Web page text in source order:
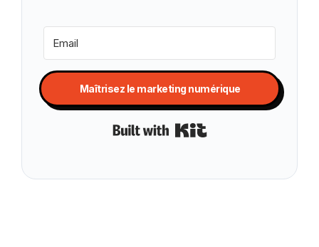
Maîtrisez le marketing numérique